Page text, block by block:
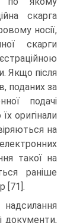
скарга
носії,
скарги
Якщо після
поданих за
подачі
оригінали
на
такої на
раніше
[71].
документи,